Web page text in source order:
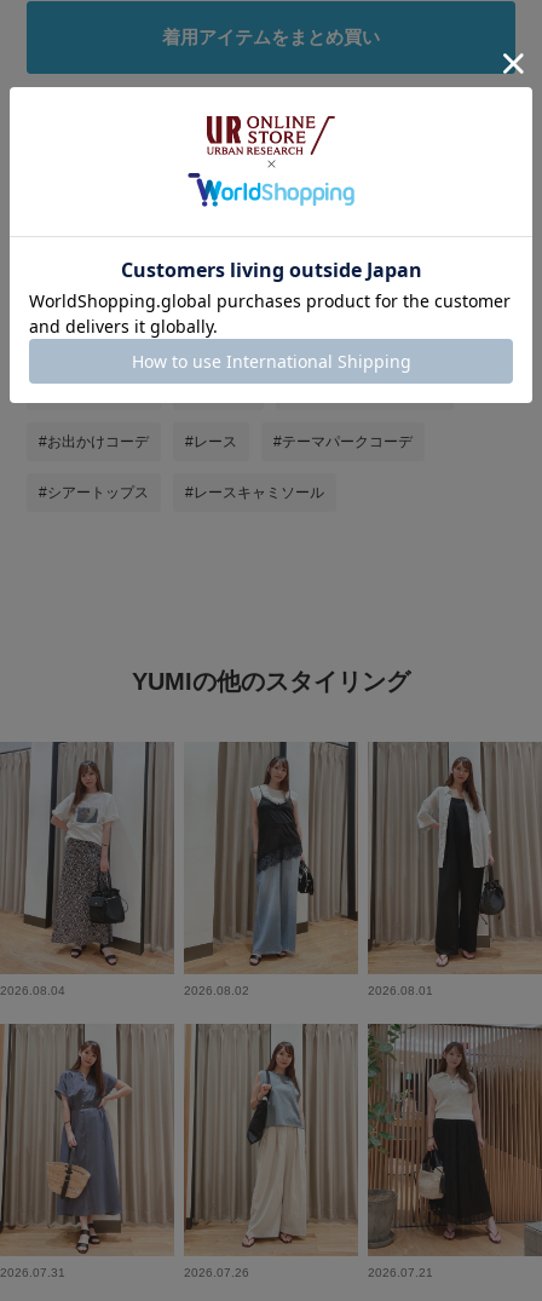
着用アイテムをまとめ買い
タグ
#私が選ぶセールアイテム26SS #暑い
#URルミネ大宮 #サンダルコーデ #サンダル
#お出かけコーデ #レース #テーマパークコーデ
#シアートップス #レースキャミソール
YUMIの他のスタイリング
2026.08.04 2026.08.02 2026.08.01
2026.07.31 2026.07.26 2026.07.21